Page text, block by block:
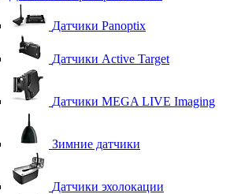
Датчики Panoptix
Датчики Active Target
Датчики MEGA LIVE Imaging
Зимние датчики
Датчики эхолокации